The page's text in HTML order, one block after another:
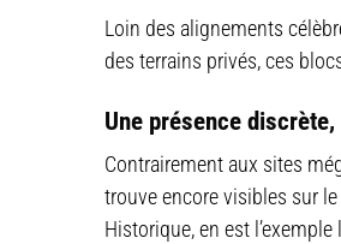
Loin des alignements
des terrains privés, ces
Une présence
Contrairement aux sites
trouve encore visibles sur le
Historique, en est